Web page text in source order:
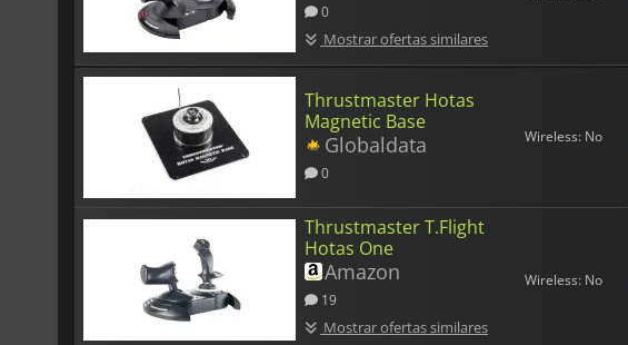
0
Mostrar ofertas similares
Thrustmaster Hotas
Magnetic Base
Globaldata
0
Wireless: No
Thrustmaster T.Flight
Hotas One
Amazon
19
Mostrar ofertas similares
Wireless: No